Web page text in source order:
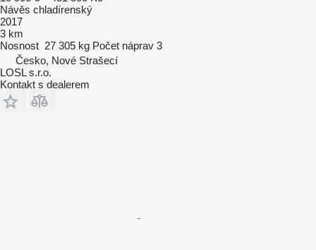
Návěs chladírenský
2017
3 km
Nosnost 27 305 kg Počet náprav 3
Česko, Nové Strašecí
LOSL s.r.o.
Kontakt s dealerem